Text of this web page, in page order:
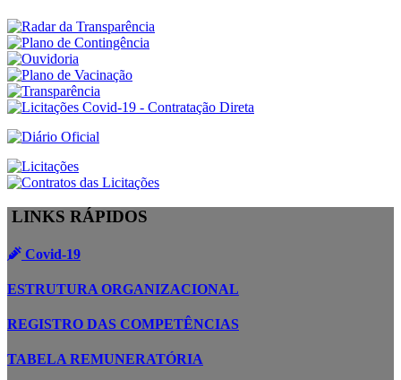
LINKS RÁPIDOS
Covid-19
ESTRUTURA ORGANIZACIONAL
REGISTRO DAS COMPETÊNCIAS
TABELA REMUNERATÓRIA